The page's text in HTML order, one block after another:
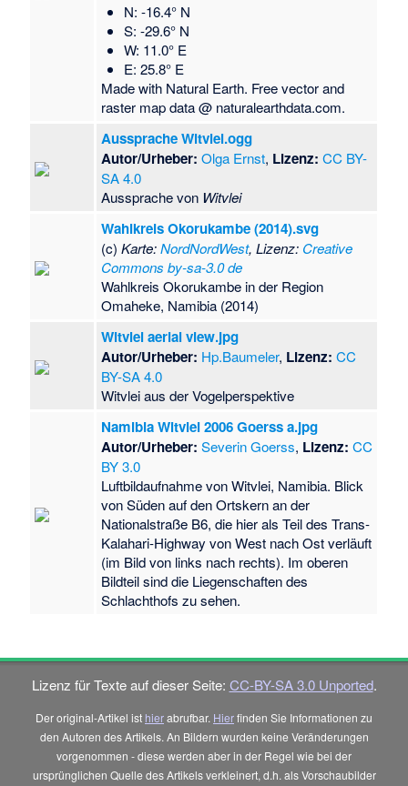
N: -16.4° N
S: -29.6° N
W: 11.0° E
E: 25.8° E
Made with Natural Earth. Free vector and
raster map data @ naturalearthdata.com.
Aussprache Witvlei.ogg
Autor/Urheber: Olga Ernst, Lizenz: CC BY-
SA 4.0
Aussprache von Witvlei
Wahlkreis Okorukambe (2014).svg
(c)Karte:NordNordWest, Lizenz: Creative
Commons by-sa-3.0 de
Wahlkreis Okorukambe in der Region
Omaheke, Namibia (2014)
Witvlei aerial view.jpg
Autor/Urheber: Hp.Baumeler, Lizenz: CC
BY-SA 4.0
Witvlei aus der Vogelperspektive
Namibia Witvlei 2006 Goerss a.jpg
Autor/Urheber: Severin Goerss, Lizenz: CC
BY 3.0
Luftbildaufnahme von Witvlei, Namibia. Blick
von Süden auf den Ortskern an der
Nationalstraße B6, die hier als Teil des Trans-
Kalahari-Highway von West nach Ost verläuft
(im Bild von links nach rechts). Im oberen
Bildteil sind die Liegenschaften des
Schlachthofs zu sehen.
Lizenz für Texte auf dieser Seite: CC-BY-SA 3.0 Unported.
Der original-Artikel ist hierabrufbar. Hierfinden Sie Informationen zu
den Autoren des Artikels. An Bildern wurden keine Veränderungen
vorgenommen - diese werden aber in der Regel wie bei der
ursprünglichen Quelle des Artikels verkleinert, d.h. als Vorschaubilder